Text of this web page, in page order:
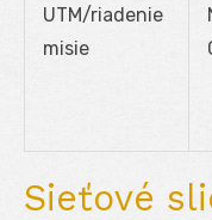
UTM/riadenie
misie
Sieťové